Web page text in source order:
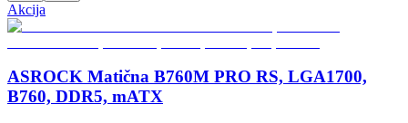
Akcija
ASROCK Matična B760M PRO RS, LGA1700,
B760, DDR5, mATX